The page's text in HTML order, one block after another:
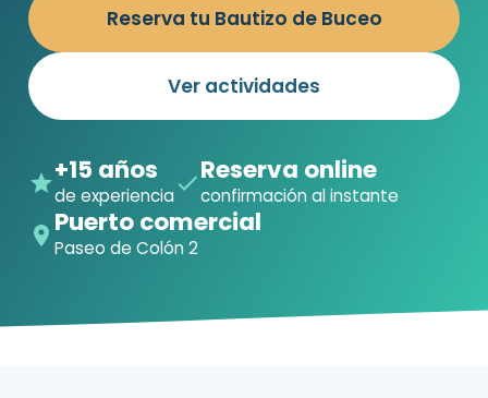
Reserva tu Bautizo de Buceo
Ver actividades
+15 años
de experiencia
Reserva online
confirmación al instante
Puerto comercial
Paseo de Colón 2